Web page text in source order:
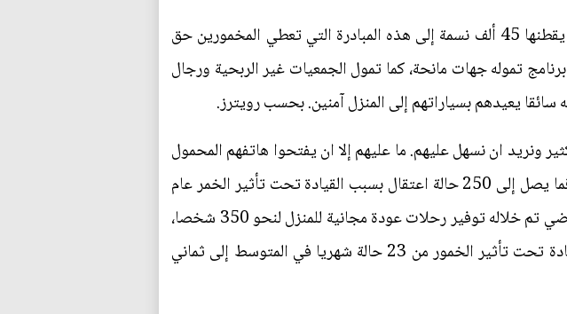
وحتى تجعل الطرق أكثر أمنا لجأت بلدة إيفيشام في جنوب نيوجيرزي التي يقطنها 45 ألف نسمة إلى هذه المبادرة التي تعطي المخمورين حق
تموله جهات مانحة، كما تمول الجمعيات غير الربحية ورجال
يعيدهم بسياراتهم إلى المنزل آمنين. بحسب رويترز.
ونريد ان نسهل عليهم. ما عليهم إلا ان يفتحوا هاتفهم المحمول
ويضغطوا على زر"، وصرح براون بأن إيفيشام كانت في طريقها لان تحقق رقما يصل إلى 250 حالة اعتقال بسبب القيادة تحت تأثير الخمر عام
2015، وجاءت المبادرات الجديدة بعد برنامج تجريبي في سبتمبر ايلول الماضي تم خلاله توفير رحلات عودة مجانية للمنزل لنحو 350 شخصا،
وقال براون إن هذه الرحلات ساعدت على خفض حالات الاعتقال بسبب القيادة تحت تأثير الخمور من 23 حالة شهريا في المتوسط إلى ثماني